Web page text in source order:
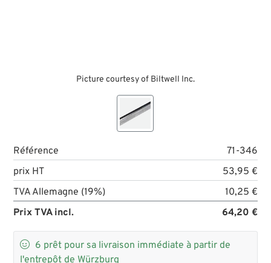
Picture courtesy of Biltwell Inc.
Référence
71-346
prix HT
53,95 €
TVA Allemagne (19%)
10,25 €
Prix TVA incl.
64,20 €
 6 prêt pour sa livraison immédiate à partir de
l'entrepôt de Würzburg